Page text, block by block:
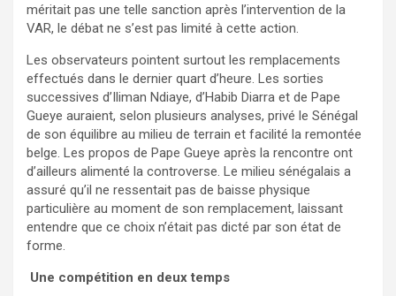
méritait pas une telle sanction après l’intervention de la
VAR, le débat ne s’est pas limité à cette action.
Les observateurs pointent surtout les remplacements
effectués dans le dernier quart d’heure. Les sorties
successives d’Iliman Ndiaye, d’Habib Diarra et de Pape
Gueye auraient, selon plusieurs analyses, privé le Sénégal
de son équilibre au milieu de terrain et facilité la remontée
belge. Les propos de Pape Gueye après la rencontre ont
d’ailleurs alimenté la controverse. Le milieu sénégalais a
assuré qu’il ne ressentait pas de baisse physique
particulière au moment de son remplacement, laissant
entendre que ce choix n’était pas dicté par son état de
forme.
Une compétition en deux temps